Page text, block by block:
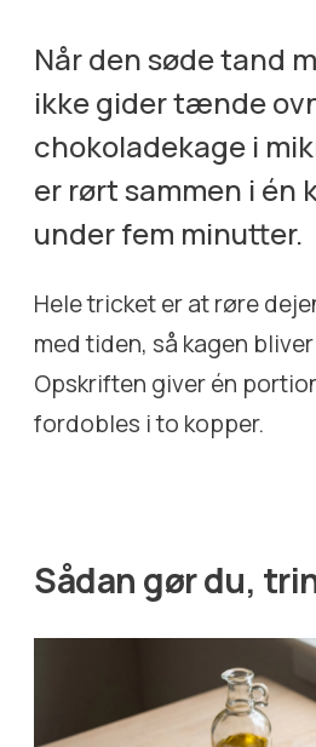
Når den søde tand
ikke gider tænde
chokoladekage i
er rørt sammen i én
under fem minutter.
Hele tricket er at røre
med tiden, så kagen
Opskriften giver én
fordobles i to kopper.
Sådan gør du,